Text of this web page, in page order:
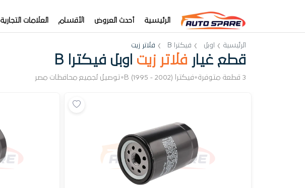
الرئيسية أحدث العروض الأقسام العلامات التجارية
الرئيسية اوبل فيكترا B فلاتر زيت
قطع غيار فلاتر زيت اوبل فيكترا B
3 قطعة متوفرة •فيكترا B (1995 - 2002) •توصيل لجميع محافظات مصر